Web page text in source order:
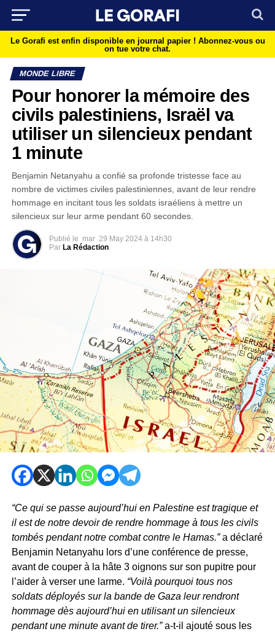
Le Gorafi est enfin disponible en journal papier ! Abonnez-vous ou
on tue votre chat.
MONDE LIBRE
Pour honorer la mémoire des
civils palestiniens, Israël va
utiliser un silencieux pendant
1 minute
Benjamin Netanyahu a confié sa profonde tristesse face au
nombre de victimes civiles palestiniennes, avant de leur rendre
hommage en incitant tous les soldats israéliens à mettre un
silencieux sur leur arme pendant 60 secondes.
Publié le mar 29 May 2024 à 14h30
Par La Rédaction
“Ce qui se passe aujourd’hui en Palestine est tragique et
il est de notre devoir de rendre hommage à tous les civils
tombés pendant notre combat contre le Hamas.”a déclaré
Benjamin Netanyahu lors d’une conférence de presse,
avant de couper à la hâte 3 oignons sur son pupitre pour
l’aider à verser une larme. “Voilà pourquoi tous nos
soldats déployés sur la bande de Gaza leur rendront
hommage dès aujourd’hui en utilisant un silencieux
pendant une minute avant de tirer.”a-t-il ajouté sous les